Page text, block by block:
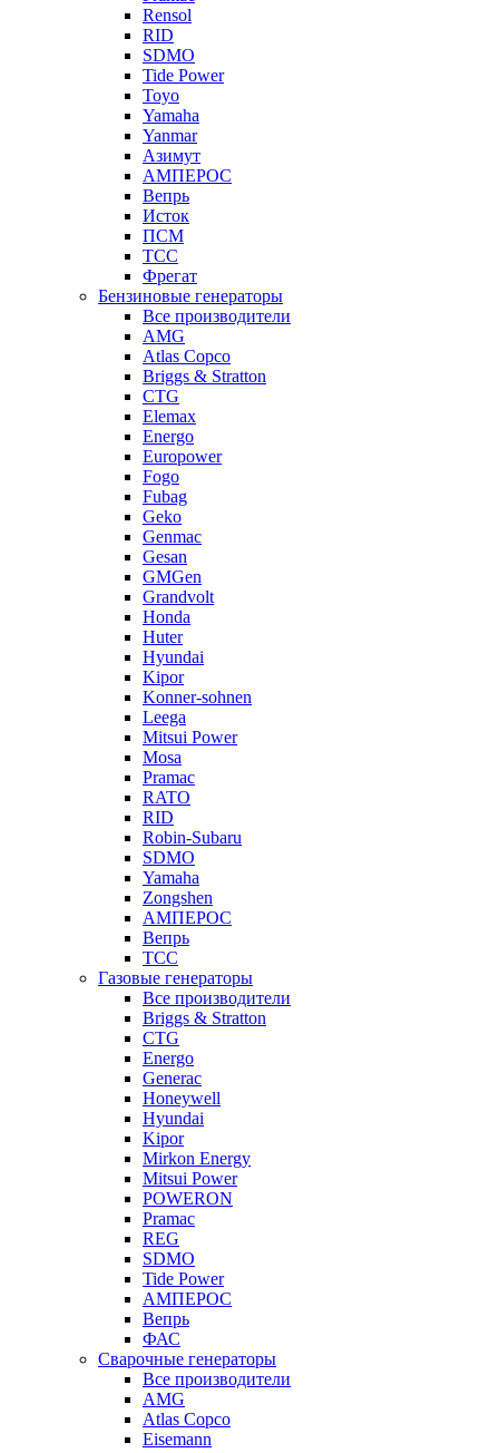
Rensol
RID
SDMO
Tide Power
Toyo
Yamaha
Yanmar
Азимут
АМПЕРОС
Вепрь
Исток
ПСМ
ТСС
Фрегат
Бензиновые генераторы
Все производители
AMG
Atlas Copco
Briggs & Stratton
CTG
Elemax
Energo
Europower
Fogo
Fubag
Geko
Genmac
Gesan
GMGen
Grandvolt
Honda
Huter
Hyundai
Kipor
Konner-sohnen
Leega
Mitsui Power
Mosa
Pramac
RATO
RID
Robin-Subaru
SDMO
Yamaha
Zongshen
АМПЕРОС
Вепрь
ТСС
Газовые генераторы
Все производители
Briggs & Stratton
CTG
Energo
Generac
Honeywell
Hyundai
Kipor
Mirkon Energy
Mitsui Power
POWERON
Pramac
REG
SDMO
Tide Power
АМПЕРОС
Вепрь
ФАС
Сварочные генераторы
Все производители
AMG
Atlas Copco
Eisemann